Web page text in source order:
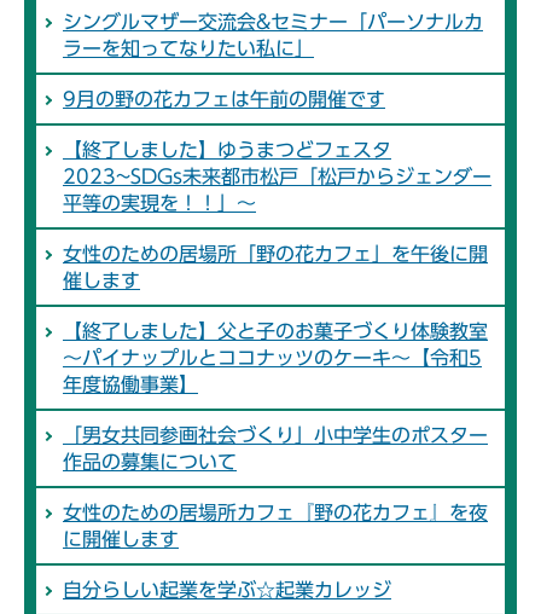
シングルマザー交流会&セミナー「パーソナルカ
ラーを知ってなりたい私に」
9月の野の花カフェは午前の開催です
【終了しました】ゆうまつどフェスタ
2023~SDGs未来都市松戸「松戸からジェンダー
平等の実現を！！」～
女性のための居場所「野の花カフェ」を午後に開
催します
【終了しました】父と子のお菓子づくり体験教室
～パイナップルとココナッツのケーキ～【令和5
年度協働事業】
「男女共同参画社会づくり」小中学生のポスター
作品の募集について
女性のための居場所カフェ『野の花カフェ』を夜
に開催します
自分らしい起業を学ぶ☆起業カレッジ